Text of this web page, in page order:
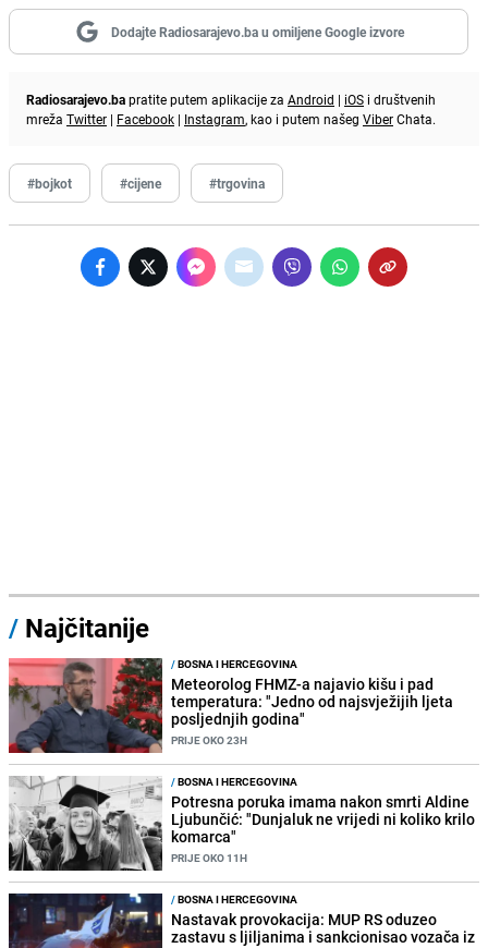
Dodajte Radiosarajevo.ba u omiljene Google izvore
Radiosarajevo.bapratite putem aplikacije za Android | iOS i društvenih
mreža Twitter | Facebook | Instagram, kao i putem našeg ViberChata.
#bojkot #cijene #trgovina
/ Najčitanije
/BOSNA I HERCEGOVINA
Meteorolog FHMZ-a najavio kišu i pad
temperatura: "Jedno od najsvježijih ljeta
posljednjih godina"
PRIJE OKO 23H
/BOSNA I HERCEGOVINA
Potresna poruka imama nakon smrti Aldine
Ljubunčić: "Dunjaluk ne vrijedi ni koliko krilo
komarca"
PRIJE OKO 11H
/BOSNA I HERCEGOVINA
Nastavak provokacija: MUP RS oduzeo
zastavu s ljiljanima i sankcionisao vozača iz